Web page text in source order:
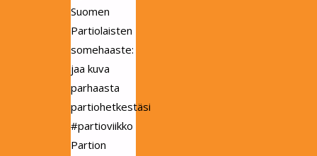
Suomen
Partiolaisten
somehaaste:
jaa kuva
parhaasta
partiohetkestäsi
#partioviikko
Partion